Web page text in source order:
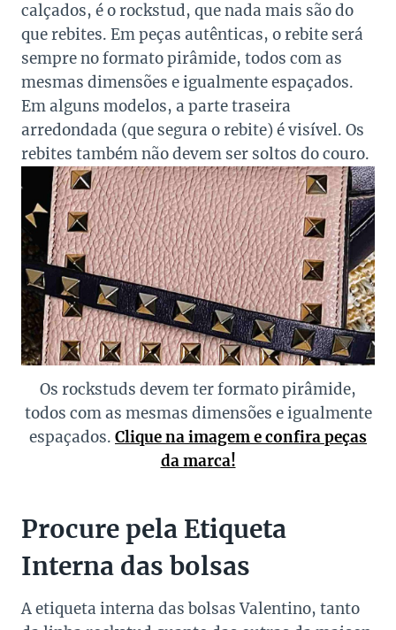
calçados, é o rockstud, que nada mais são do
que rebites. Em peças autênticas, o rebite será
sempre no formato pirâmide, todos com as
mesmas dimensões e igualmente espaçados.
Em alguns modelos, a parte traseira
arredondada (que segura o rebite) é visível. Os
rebites também não devem ser soltos do couro.
Os rockstuds devem ter formato pirâmide,
todos com as mesmas dimensões e igualmente
espaçados. Clique na imagem e confira peças
da marca!
Procure pela Etiqueta
Interna das bolsas
A etiqueta interna das bolsas Valentino, tanto